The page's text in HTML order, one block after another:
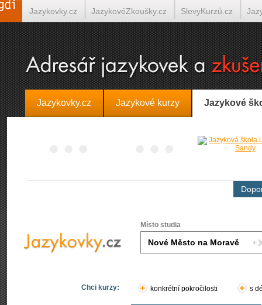
Jazykovky.cz Jazykové kurzy Jazykové
Místo studia
Chci kurzy: konkrétní pokročilosti s
Jazykovky.cz JazykovéZkoušky.cz SlevyKurzů.cz
Španělština on-line Italština on-line Tlumočení-